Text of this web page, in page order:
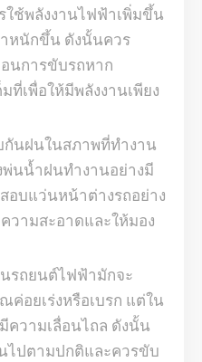
ใช้พลังงานไฟฟ้าเพิ่มขึ้น
ำหนักขึ้น ดังนั้นควร
นการขับรถหาก
ที่เพื่อให้มีพลังงานเพียง
กันฝนในสภาพที่ทำงาน
พ่นน้ำฝนทำงานอย่างมี
อบแว่นหน้าต่างรถอย่าง
วามสะอาดและให้มอง
นรถยนต์ไฟฟ้ามักจะ
ค่อยเร่งหรือเบรก แต่ใน
วามเลื่อนไถล ดังนั้น
ไปตามปกติและควรขับ